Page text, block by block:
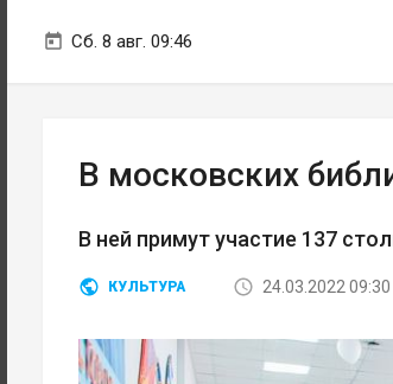
Сб. 8 авг. 09:46
В московских
В ней примут участие 137
КУЛЬТУРА 24.03.2022 09:30